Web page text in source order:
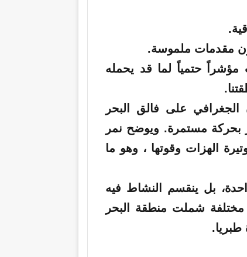
مؤشراً حتمياً لما قد يحمله
على فالق البحر
1000 كيلومتر ويمتاز بحركة مستمرة. ويوضح نمر
الهزات وقوتها ، وهو ما
بل ينقسم النشاط فيه
شملت منطقة البحر
طبريا.